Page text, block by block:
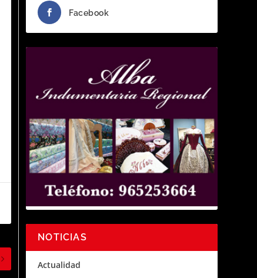
Facebook
NOTICIAS
Actualidad